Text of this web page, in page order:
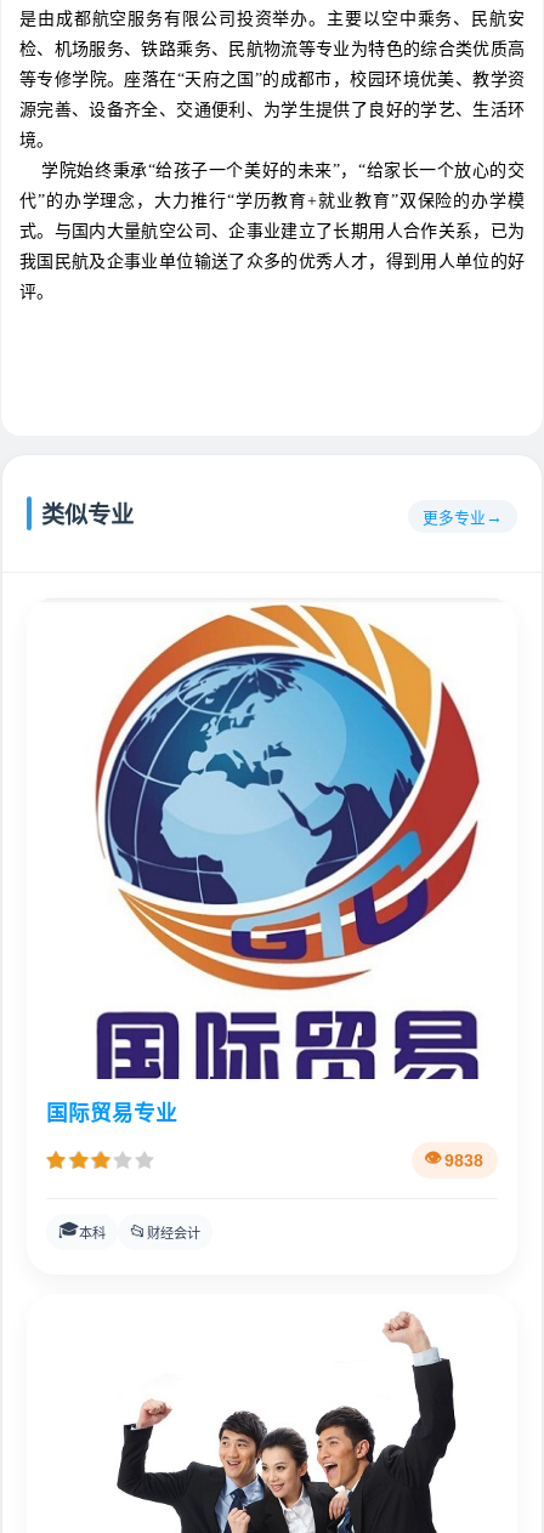
是由成都航空服务有限公司投资举办。主要以空中乘务、民航安
检、机场服务、铁路乘务、民航物流等专业为特色的综合类优质高
等专修学院。座落在“天府之国”的成都市，校园环境优美、教学资
源完善、设备齐全、交通便利、为学生提供了良好的学艺、生活环
境。
学院始终秉承“给孩子一个美好的未来”，“给家长一个放心的交
代”的办学理念，大力推行“学历教育+就业教育”双保险的办学模
式。与国内大量航空公司、企事业建立了长期用人合作关系，已为
我国民航及企事业单位输送了众多的优秀人才，得到用人单位的好
评。
类似专业 更多专业
国际贸易专业
9838
🎓本科 📂 财经会计